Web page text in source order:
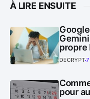
À LIRE ENSUITE
propre
DECRYPT
pour